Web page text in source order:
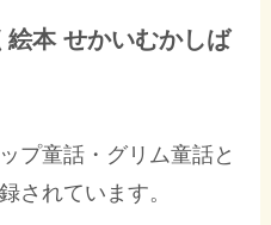
本 せかいむかしば
プ童話・グリム童話と
されています。